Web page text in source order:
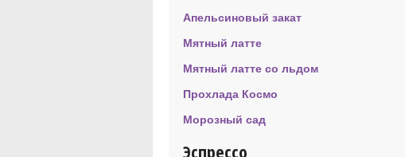
Апельсиновый закат
Мятный латте
Мятный латте со льдом
Прохлада Космо
Морозный сад
Эспрессо